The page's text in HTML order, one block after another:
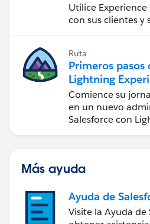
Utilice
con sus clientes y
Ruta
Primeros pasos
Lightning
Comience su
en un nuevo
Salesforce con
Más ayuda
Ayuda de
Visite la Ayuda de